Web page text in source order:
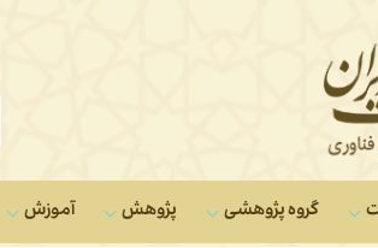
گروه‌ پژوهشی پژوهش آموزش